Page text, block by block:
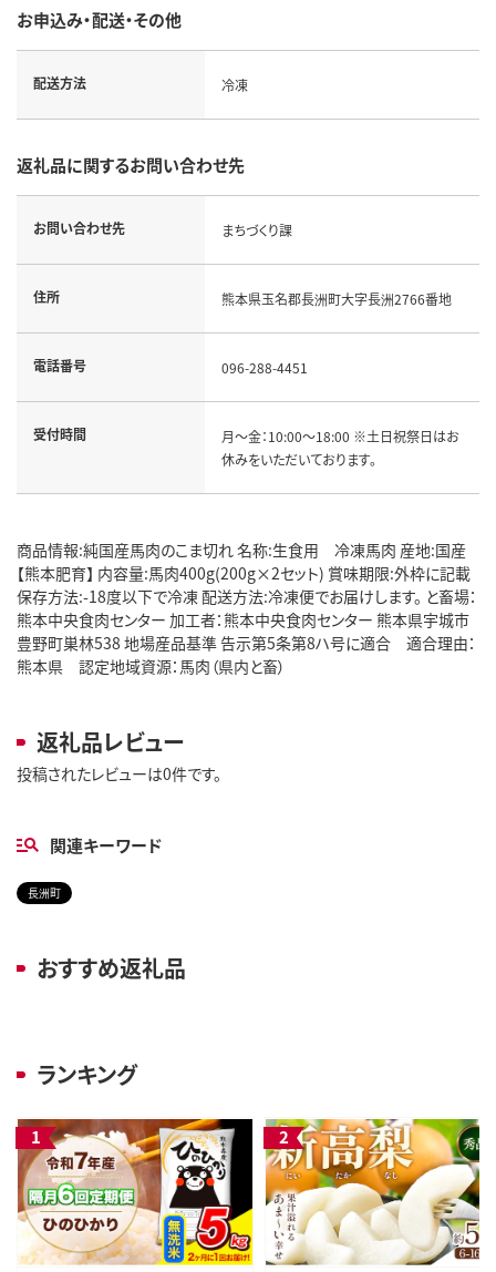
お申込み・配送・その他
配送方法 冷凍
返礼品に関するお問い合わせ先
お問い合わせ先 まちづくり課
住所 熊本県玉名郡長洲町大字長洲2766番地
電話番号 096-288-4451
受付時間
月～金：10:00～18:00 ※土日祝祭日はお
休みをいただいております。
商品情報:純国産馬肉のこま切れ 名称:生食用 冷凍馬肉 産地:国産
【熊本肥育】 内容量:馬肉400g(200g×2セット) 賞味期限:外枠に記載
保存方法:-18度以下で冷凍 配送方法:冷凍便でお届けします。 と畜場：
熊本中央食肉センター 加工者：熊本中央食肉センター 熊本県宇城市
豊野町巣林538 地場産品基準 告示第5条第8ハ号に適合 適合理由：
熊本県 認定地域資源：馬肉（県内と畜）
返礼品レビュー
投稿されたレビューは0件です。
関連キーワード
長洲町
おすすめ返礼品
ランキング